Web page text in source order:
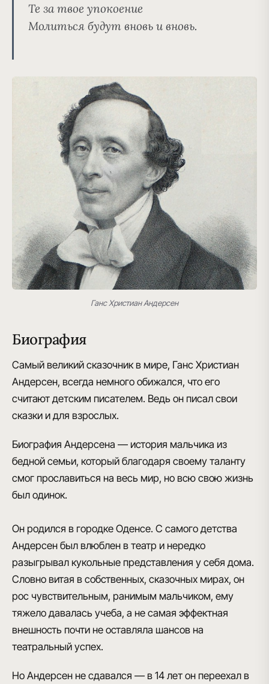
Те за твое упокоение
Молиться будут вновь и вновь.
Ганс Христиан Андерсен
Биография
Самый великий сказочник в мире, Ганс Христиан
Андерсен, всегда немного обижался, что его
считают детским писателем. Ведь он писал свои
сказки и для взрослых.
Биография Андерсена — история мальчика из
бедной семьи, который благодаря своему таланту
смог прославиться на весь мир, но всю свою жизнь
был одинок.
Он родился в городке Оденсе. С самого детства
Андерсен был влюблен в театр и нередко
разыгрывал кукольные представления у себя дома.
Словно витая в собственных, сказочных мирах, он
рос чувствительным, ранимым мальчиком, ему
тяжело давалась учеба, а не самая эффектная
внешность почти не оставляла шансов на
театральный успех.
Но Андерсен не сдавался — в 14 лет он переехал в